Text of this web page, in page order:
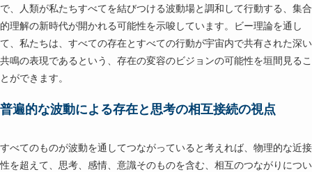
で、人類が私たちすべてを結びつける波動場と調和して行動する、集合
的理解の新時代が開かれる可能性を示唆しています。ビー理論を通し
て、私たちは、すべての存在とすべての行動が宇宙内で共有された深い
共鳴の表現であるという、存在の変容のビジョンの可能性を垣間見るこ
とができます。
普遍的な波動による存在と思考の相互接続の視点
すべてのものが波動を通してつながっていると考えれば、物理的な近接
性を超えて、思考、感情、意識そのものを含む、相互のつながりについ